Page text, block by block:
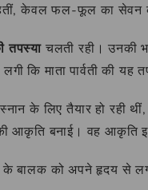
केवल फल-फूल का सेवन
तपस्या चलती रही। उनकी
कि माता पार्वती की
स्नान के लिए तैयार हो
आकृति बनाई। वह आकृति
के बालक को अपने हृदय से